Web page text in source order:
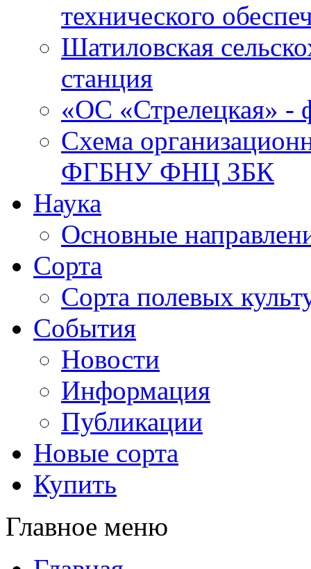
технического
Шатиловская
станция
«ОС «Стрелецкая»
Схема
ФГБНУ ФНЦ ЗБК
Наука
Основные
Сорта
Сорта полевых
События
Новости
Информация
Публикации
Новые сорта
Купить
Главное меню